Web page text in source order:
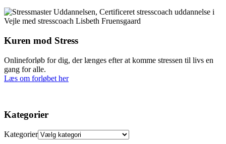
Kuren mod Stress
Onlineforløb for dig, der længes efter at komme stressen til livs en
gang for alle.
Læs om forløbet her
Kategorier
Kategorier